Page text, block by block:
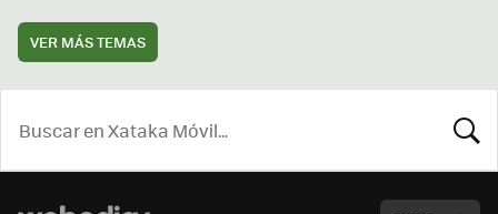
VER MÁS TEMAS